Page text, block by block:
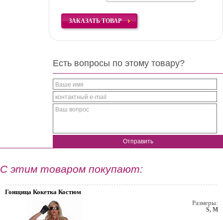
ЗАКАЗАТЬ ТОВАР
Есть вопросы по этому товару?
Ваше имя
контактный e-mail
Ваш вопрос
Отправить
С этим товаром покупают:
Гонщица Кокетка Костюм
Размеры:
S, M